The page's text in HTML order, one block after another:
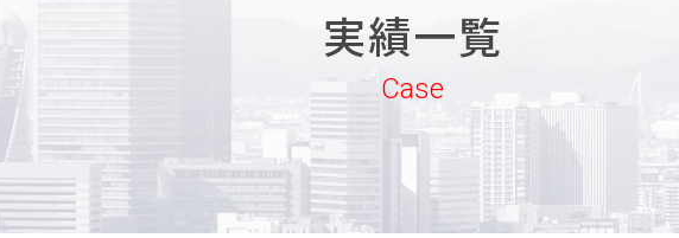
実績一覧
健康経営優良法人取得支援
企業向けヘルスケア・健康
沿革
めいほうの取り組み
めいほうの歴史
実績一覧
Case